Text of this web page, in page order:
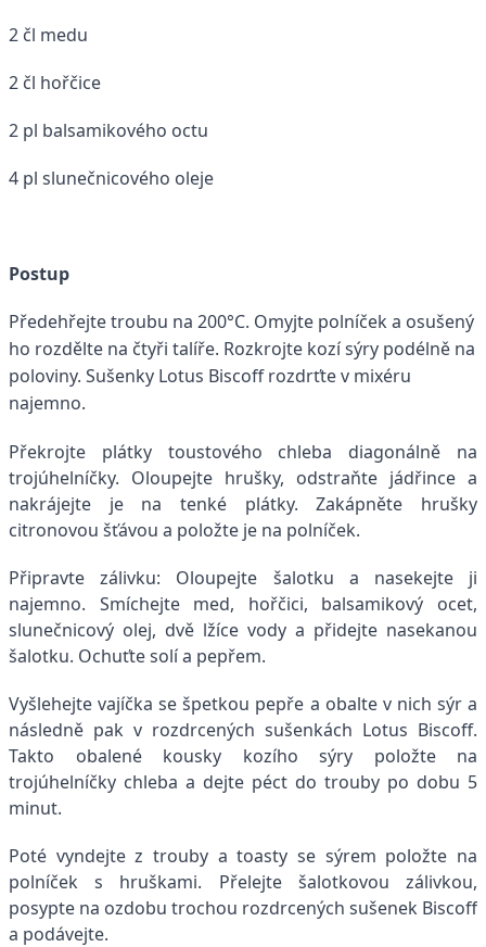
2 čl medu
2 čl hořčice
2 pl balsamikového octu
4 pl slunečnicového oleje
Postup
Předehřejte troubu na 200°C. Omyjte polníček a osušený
ho rozdělte na čtyři talíře. Rozkrojte kozí sýry podélně na
poloviny. Sušenky Lotus Biscoff rozdrťte v mixéru
najemno.
Překrojte plátky toustového chleba diagonálně na
trojúhelníčky. Oloupejte hrušky, odstraňte jádřince a
nakrájejte je na tenké plátky. Zakápněte hrušky
citronovou šťávou a položte je na polníček.
Připravte zálivku: Oloupejte šalotku a nasekejte ji
najemno. Smíchejte med, hořčici, balsamikový ocet,
slunečnicový olej, dvě lžíce vody a přidejte nasekanou
šalotku. Ochuťte solí a pepřem.
Vyšlehejte vajíčka se špetkou pepře a obalte v nich sýr a
následně pak v rozdrcených sušenkách Lotus Biscoff.
Takto obalené kousky kozího sýry položte na
trojúhelníčky chleba a dejte péct do trouby po dobu 5
minut.
Poté vyndejte z trouby a toasty se sýrem položte na
polníček s hruškami. Přelejte šalotkovou zálivkou,
posypte na ozdobu trochou rozdrcených sušenek Biscoff
a podávejte.